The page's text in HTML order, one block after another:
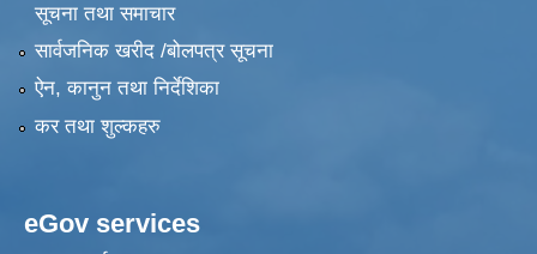
सूचना तथा समाचार
सार्वजनिक खरीद /बोलपत्र सूचना
ऐन, कानुन तथा निर्देशिका
कर तथा शुल्कहरु
eGov services